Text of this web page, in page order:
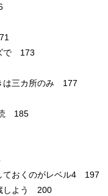
で 173
は三カ所のみ 177
185
ておくのがレベル4 197
しよう 200